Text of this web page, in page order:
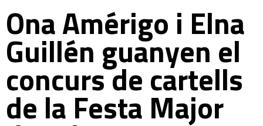
Ona Amérigo i Elna
Guillén guanyen el
concurs de cartells
de la Festa Major